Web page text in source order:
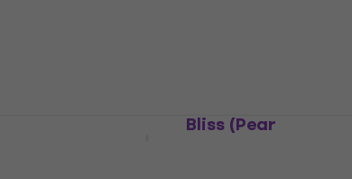
- Existence Is Bliss (Pear